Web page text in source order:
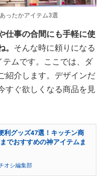
ったかアイテム3選
仕事の合間にも手軽に使
そんな時に頼りになる
ムです。ここでは、ダ
紹介します。デザインだ
すぐ欲しくなる商品を見
利グッズ47選！キッチン商
でおすすめの神アイテムま
オシ編集部